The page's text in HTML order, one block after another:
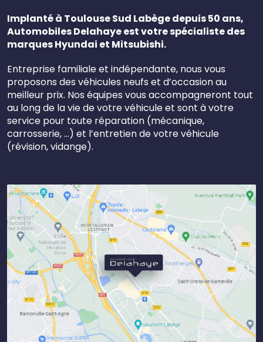
Implanté à Toulouse Sud Labège depuis 50 ans,
Automobiles Delahaye est votre spécialiste des
marques Hyundai et Mitsubishi.
Entreprise familiale et indépendante, nous vous
proposons des véhicules neufs et d’occasion au
meilleur prix. Nos équipes vous accompagneront tout
au long de la vie de votre véhicule et sont à votre
service pour toute réparation (mécanique,
carrosserie, …) et l’entretien de votre véhicule
(révision, vidange).